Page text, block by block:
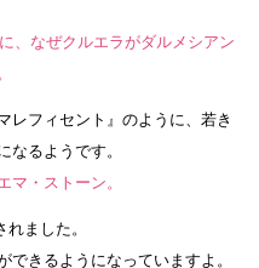
、なぜクルエラがダルメシアン
レフィセント』のように、若き
なるようです。
マ・ストーン。
ました。
できるようになっていますよ。